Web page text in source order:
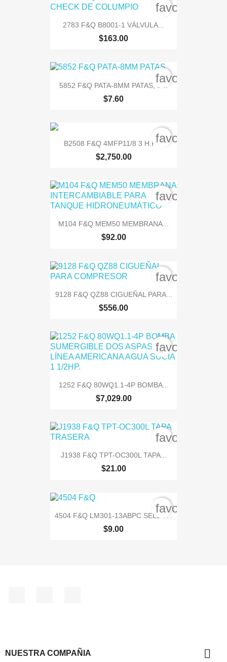
2783 F&Q B8001-1 VÁLVULA...
$163.00
5852 F&Q PATA-8MM PATAS, &...
$7.60
B2508 F&Q 4MFP11/8 3 H.P....
$2,750.00
M104 F&Q MEM50 MEMBRANA...
$92.00
9128 F&Q QZ88 CIGUEÑAL PARA...
$556.00
1252 F&Q 80WQ1.1-4P BOMBA...
$7,029.00
J1938 F&Q TPT-OC300L TAPA...
$21.00
4504 F&Q LM301-13ABPC SELLO...
$9.00
NUESTRA COMPAÑIA 